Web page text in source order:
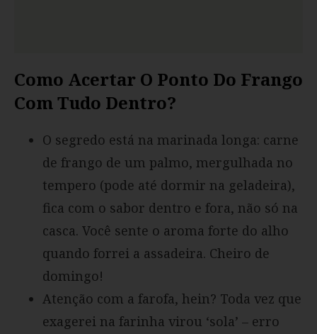
Como Acertar O Ponto Do Frango
Com Tudo Dentro?
O segredo está na marinada longa: carne
de frango de um palmo, mergulhada no
tempero (pode até dormir na geladeira),
fica com o sabor dentro e fora, não só na
casca. Você sente o aroma forte do alho
quando forrei a assadeira. Cheiro de
domingo!
Atenção com a farofa, hein? Toda vez que
exagerei na farinha virou ‘sola’ – erro